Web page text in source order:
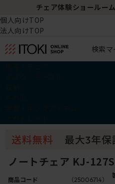
チェア体験ショールー
個人向けTOP
法人向けTOP
検索
ノートチェア KJ-
商品コード （25006714）